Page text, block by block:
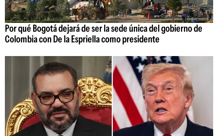
Por qué Bogotá dejará de ser la sede única del gobierno de
Colombia con De la Espriella como presidente